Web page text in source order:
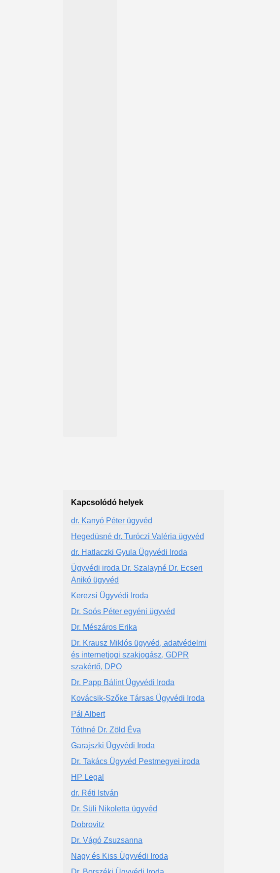
Kapcsolódó helyek
dr. Kanyó Péter ügyvéd
Hegedüsné dr. Turóczi Valéria ügyvéd
dr. Hatlaczki Gyula Ügyvédi Iroda
Ügyvédi iroda Dr. Szalayné Dr. Ecseri
Anikó ügyvéd
Kerezsi Ügyvédi Iroda
Dr. Soós Péter egyéni ügyvéd
Dr. Mészáros Erika
Dr. Krausz Miklós ügyvéd, adatvédelmi
és internetjogi szakjogász, GDPR
szakértő, DPO
Dr. Papp Bálint Ügyvédi Iroda
Kovácsik-Szőke Társas Ügyvédi Iroda
Pál Albert
Tóthné Dr. Zöld Éva
Garajszki Ügyvédi Iroda
Dr. Takács Ügyvéd Pestmegyei iroda
HP Legal
dr. Réti István
Dr. Süli Nikoletta ügyvéd
Dobrovitz
Dr. Vágó Zsuzsanna
Nagy és Kiss Ügyvédi Iroda